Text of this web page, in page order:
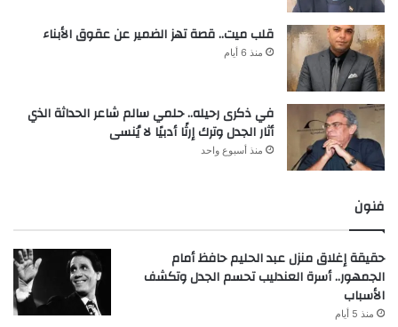
قلب ميت.. قصة تهز الضمير عن عقوق الأبناء
منذ 6 أيام
في ذكرى رحيله.. حلمي سالم شاعر الحداثة الذي
أثار الجدل وترك إرثًا أدبيًا لا يُنسى
منذ أسبوع واحد
فنون
حقيقة إغلاق منزل عبد الحليم حافظ أمام
الجمهور.. أسرة العندليب تحسم الجدل وتكشف
الأسباب
منذ 5 أيام